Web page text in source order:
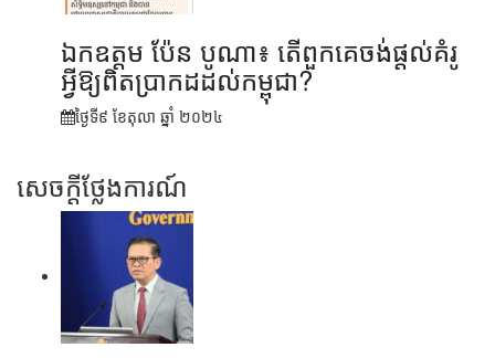
ឯកឧត្តម ប៉ែន បូណា៖ តើពួកគេចង់ផ្តល់គំរូ
អ្វីឱ្យពិតប្រាកដដល់កម្ពុជា?
ថ្ងៃទី៩ ខែ​តុលា ឆ្នាំ ២០២៤
សេចក្តីថ្លែងការណ៍